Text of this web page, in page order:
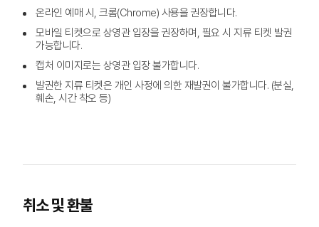
온라인 예매 시, 크롬(Chrome) 사용을 권장합니다.
모바일 티켓으로 상영관 입장을 권장하며, 필요 시 지류 티켓 발권
가능합니다.
캡처 이미지로는 상영관 입장 불가합니다.
발권한 지류 티켓은 개인 사정에 의한 재발권이 불가합니다. (분실,
훼손, 시간 착오 등)
취소 및 환불